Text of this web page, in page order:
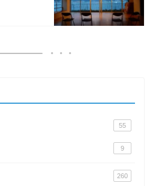
55
9
260